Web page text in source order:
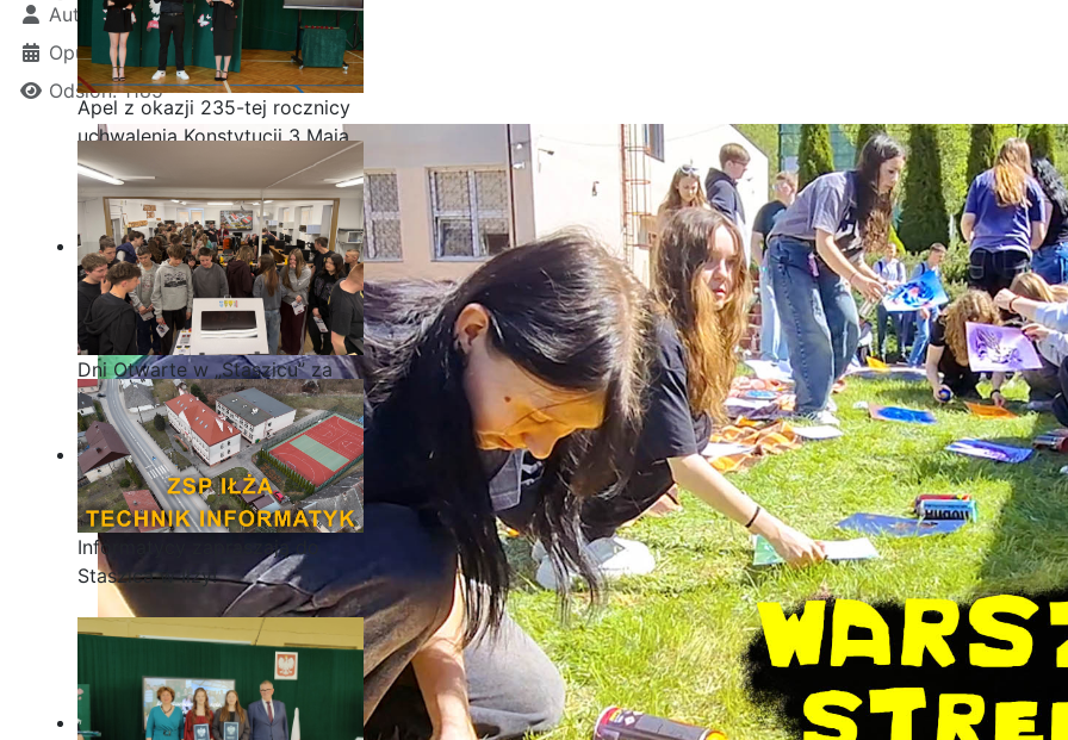
Apel z okazji 235-tej rocznicy
uchwalenia Konstytucji 3 Maja
Dni Otwarte w „Staszicu” za
nami
Informatycy zapraszają do
Staszica w Iłży!
Autor:Kamil Krosta
Opublikowano: 28 kwiecień 2025
Odsłon: 1185